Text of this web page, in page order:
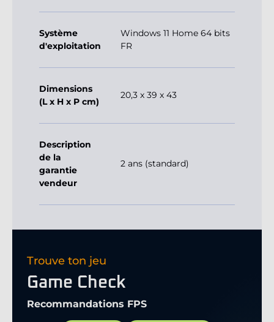
Système
d'exploitation
Windows 11 Home 64 bits
FR
Dimensions
(L x H x P cm)
20,3 x 39 x 43
Description
de la
garantie
vendeur
2 ans (standard)
Trouve ton jeu
Game Check
Recommandations FPS